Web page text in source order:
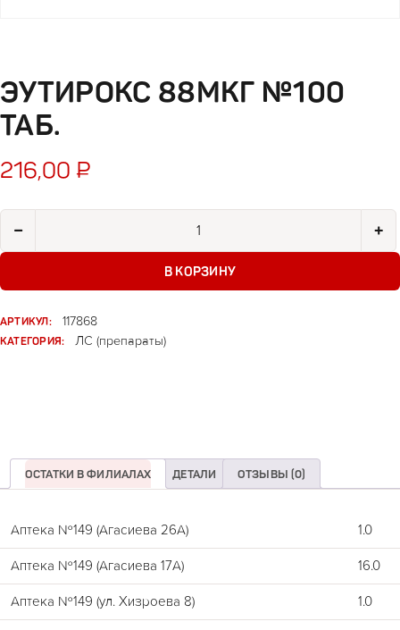
ЭУТИРОКС 88МКГ №100
ТАБ.
216,00 ₽
− +
В КОРЗИНУ
АРТИКУЛ:
117868
КАТЕГОРИЯ:
ЛС (препараты)
ОСТАТКИ В ФИЛИАЛАХ ДЕТАЛИ ОТЗЫВЫ (0)
Аптека №149 (Агасиева 26А) 1.0
Аптека №149 (Агасиева 17А) 16.0
Аптека №149 (ул. Хизроева 8) 1.0